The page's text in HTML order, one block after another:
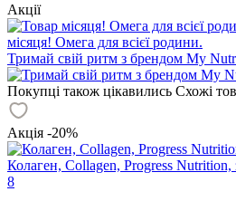
Акції
місяця! Омега для всієї родини.
Тримай свій ритм з брендом My
Покупці також цікавились Схожі
Акція -20%
Колаген, Collagen, Progress Nutrition,
8